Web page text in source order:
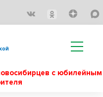
с юбилейным